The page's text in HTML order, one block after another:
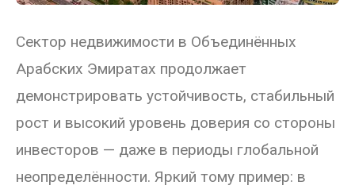
Сектор недвижимости в Объединённых
Арабских Эмиратах продолжает
демонстрировать устойчивость, стабильный
рост и высокий уровень доверия со стороны
инвесторов — даже в периоды глобальной
неопределённости. Яркий тому пример: в